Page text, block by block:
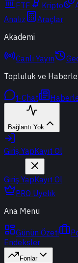
ETF
Kripto
Analiz
Araçlar
Akademi
Canlı Yayın
Topluluk ve
t-Chat
Bağlantı Yok
Giriş YapKayıt Ol
Giriş YapKayıt Ol
PRO Üyelik
Ana Menu
Günün Özeti
Endeksler
Fonlar